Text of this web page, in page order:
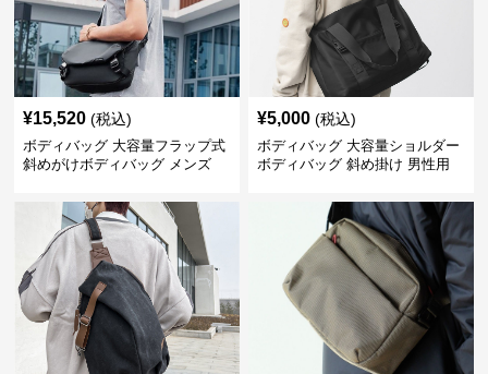
¥15,520 (税込)
ボディバッグ 大容量フラップ式
斜めがけボディバッグ メンズ
¥5,000 (税込)
ボディバッグ 大容量ショルダー
ボディバッグ 斜め掛け 男性用